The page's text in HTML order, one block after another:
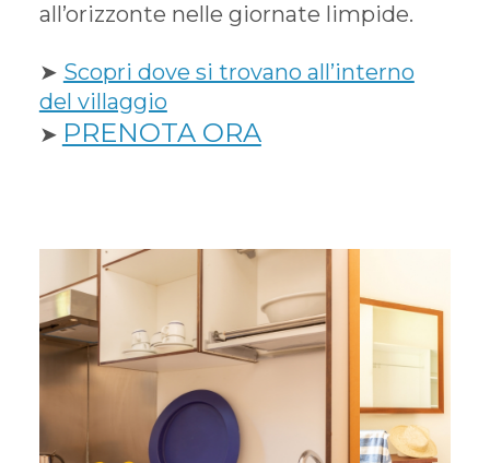
all’orizzonte nelle giornate limpide.
➤ Scopri dove si trovano all’interno
del villaggio
➤ PRENOTA ORA